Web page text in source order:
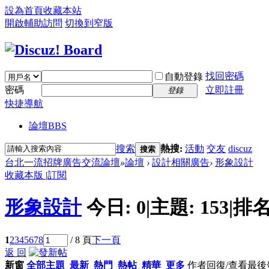
設為首頁收藏本站
開啟輔助訪問 切換到窄版
自動登錄 找回密碼
密碼
登錄
立即註冊
快捷導航
論壇BBS
搜索 搜索 熱搜: 活動 交友 discuz
台北一流招牌廣告交流論壇»論壇 › 設計相關廣告› 形象設計
收藏本版 |訂閱
形象設計 今日: 0|主題: 153|排
12345678 / 8 頁下一頁
返 回
新窗 全部主題 最新 熱門 熱帖 精華 更多 作者回復/查看最後